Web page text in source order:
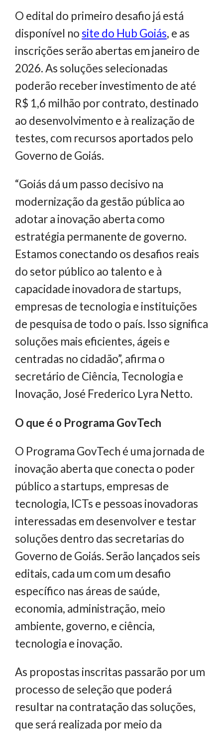
O edital do primeiro desafio já está
disponível nosite do Hub Goiás, e as
inscrições serão abertas em janeiro de
2026. As soluções selecionadas
poderão receber investimento de até
R$ 1,6 milhão por contrato, destinado
ao desenvolvimento e à realização de
testes, com recursos aportados pelo
Governo de Goiás.
“Goiás dá um passo decisivo na
modernização da gestão pública ao
adotar a inovação aberta como
estratégia permanente de governo.
Estamos conectando os desafios reais
do setor público ao talento e à
capacidade inovadora de startups,
empresas de tecnologia e instituições
de pesquisa de todo o país. Isso significa
soluções mais eficientes, ágeis e
centradas no cidadão”, afirma o
secretário de Ciência, Tecnologia e
Inovação, José Frederico Lyra Netto.
O que é o Programa GovTech
O Programa GovTech é uma jornada de
inovação aberta que conecta o poder
público a startups, empresas de
tecnologia, ICTs e pessoas inovadoras
interessadas em desenvolver e testar
soluções dentro das secretarias do
Governo de Goiás. Serão lançados seis
editais, cada um com um desafio
específico nas áreas de saúde,
economia, administração, meio
ambiente, governo, e ciência,
tecnologia e inovação.
As propostas inscritas passarão por um
processo de seleção que poderá
resultar na contratação das soluções,
que será realizada por meio da